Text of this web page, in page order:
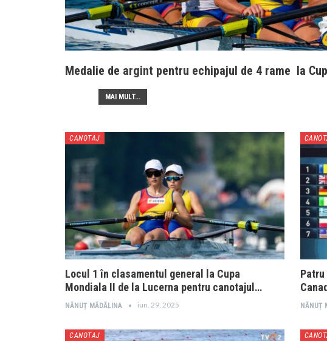
Medalie de argint pentru echipajul de 4 rame la
MAI MULT...
CANOTAJ
Locul 1 în clasamentul general la Cupa
Mondiala II de la Lucerna pentru canotajul…
NĂNUȚ MĂDĂLINA iun. 29, 2025 NĂNUȚ
CANOTAJ